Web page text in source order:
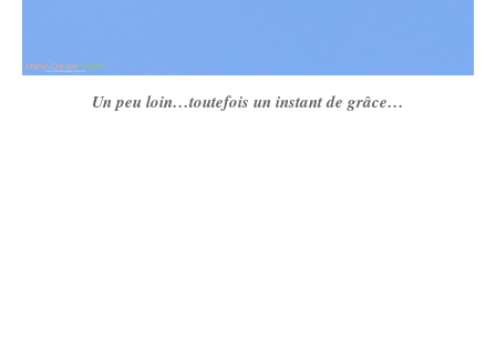
Un peu loin…toutefois un instant de grâce…